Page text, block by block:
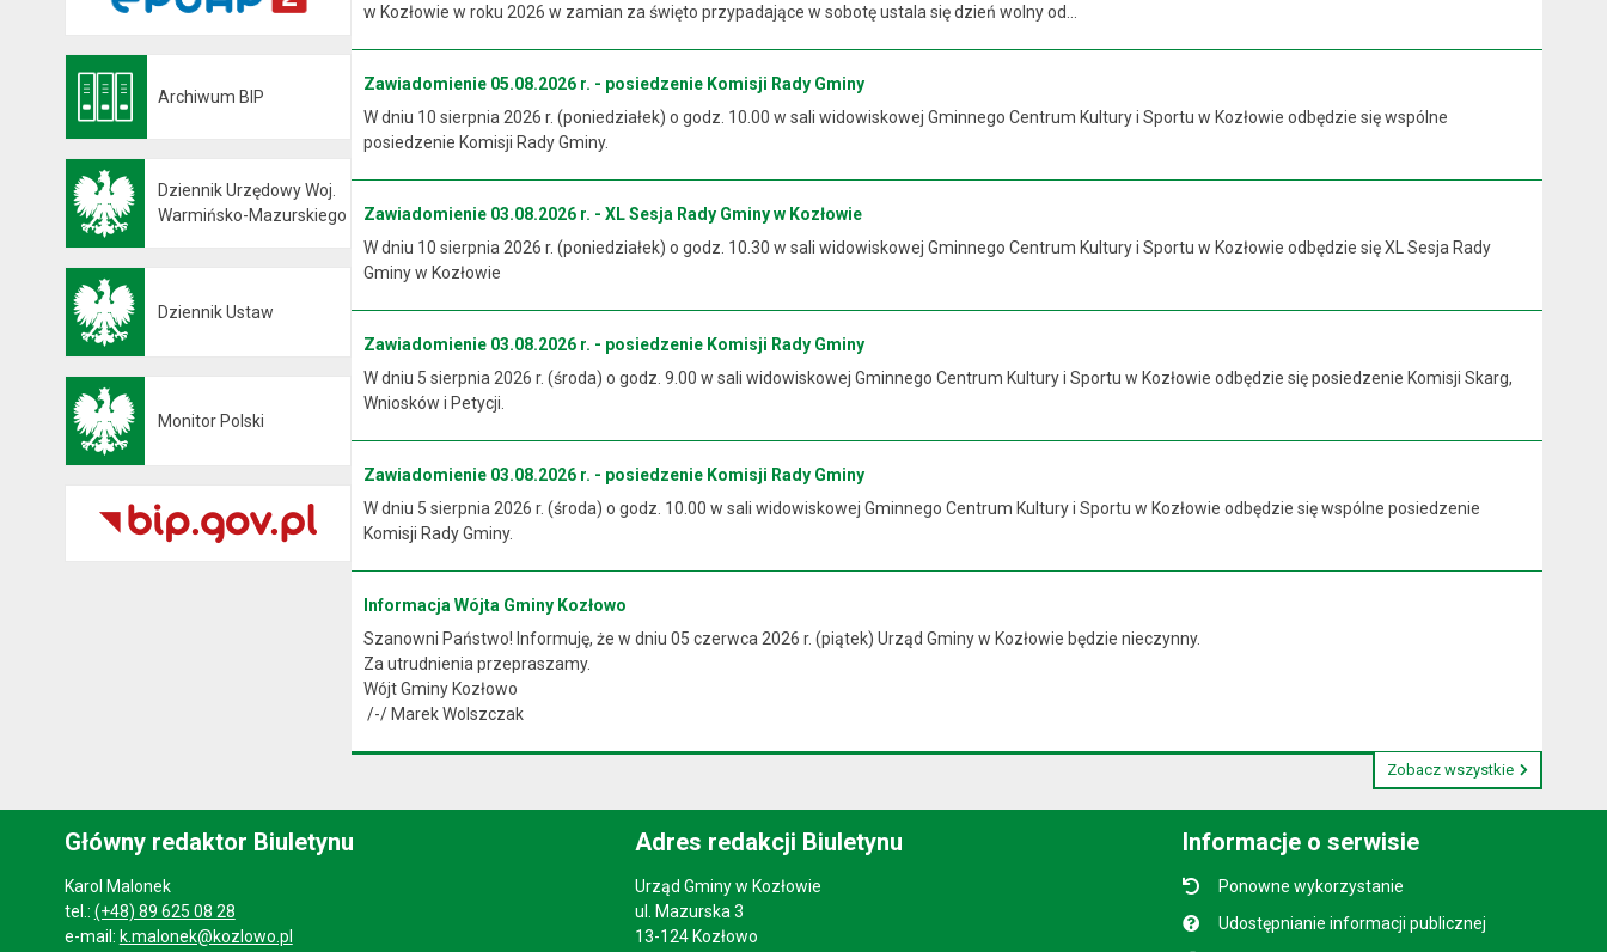
Archiwum BIP
Dziennik Urzędowy Woj.
Warmińsko-Mazurskiego
Dziennik Ustaw
Monitor Polski
w Kozłowie w roku 2026 w zamian za święto przypadające w sobotę ustala się dzień wolny od...
Zawiadomienie 05.08.2026 r. - posiedzenie Komisji Rady Gminy
W dniu 10 sierpnia 2026 r. (poniedziałek) o godz. 10.00 w sali widowiskowej Gminnego Centrum Kultury i Sportu w Kozłowie odbędzie się wspólne
posiedzenie Komisji Rady Gminy.
Zawiadomienie 03.08.2026 r. - XL Sesja Rady Gminy w Kozłowie
W dniu 10 sierpnia 2026 r. (poniedziałek) o godz. 10.30 w sali widowiskowej Gminnego Centrum Kultury i Sportu w Kozłowie odbędzie się XL Sesja Rady
Gminy w Kozłowie
Zawiadomienie 03.08.2026 r. - posiedzenie Komisji Rady Gminy
W dniu 5 sierpnia 2026 r. (środa) o godz. 9.00 w sali widowiskowej Gminnego Centrum Kultury i Sportu w Kozłowie odbędzie się posiedzenie Komisji Skarg,
Wniosków i Petycji.
Zawiadomienie 03.08.2026 r. - posiedzenie Komisji Rady Gminy
W dniu 5 sierpnia 2026 r. (środa) o godz. 10.00 w sali widowiskowej Gminnego Centrum Kultury i Sportu w Kozłowie odbędzie się wspólne posiedzenie
Komisji Rady Gminy.
Informacja Wójta Gminy Kozłowo
Szanowni Państwo! Informuję, że w dniu 05 czerwca 2026 r. (piątek) Urząd Gminy w Kozłowie będzie nieczynny.
Za utrudnienia przepraszamy.
Wójt Gminy Kozłowo
/-/ Marek Wolszczak
Zobacz wszystkie
Główny redaktor Biuletynu
Karol Malonek
tel.: (+48) 89 625 08 28
e-mail: k.malonek@kozlowo.pl
Adres redakcji Biuletynu
Urząd Gminy w Kozłowie
ul. Mazurska 3
13-124 Kozłowo
Informacje o serwisie
Ponowne wykorzystanie
Udostępnianie informacji publicznej